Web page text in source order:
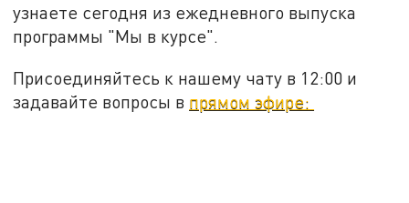
узнаете сегодня из ежедневного выпуска
программы "Мы в курсе".
Присоединяйтесь к нашему чату в 12:00 и
задавайте вопросы в прямом эфире: